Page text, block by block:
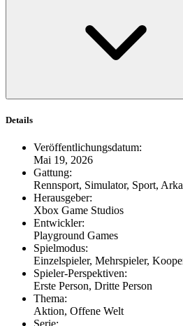
Details
Veröffentlichungsdatum:
Mai 19, 2026
Gattung:
Rennsport, Simulator, Sport,
Herausgeber:
Xbox Game Studios
Entwickler:
Playground Games
Spielmodus:
Einzelspieler, Mehrspieler,
Spieler-Perspektiven:
Erste Person, Dritte Person
Thema:
Aktion, Offene Welt
Serie: